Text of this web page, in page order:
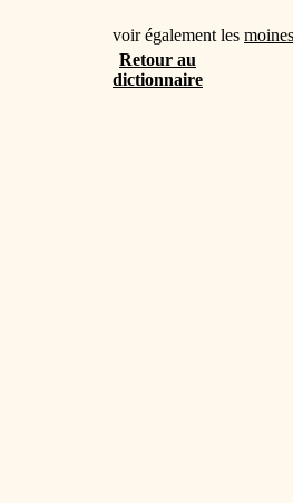
voir également les
Retour au
dictionnaire